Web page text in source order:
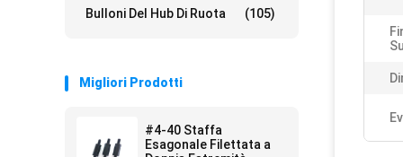
Bulloni Del Hub Di Ruota (105)
Migliori Prodotti
#4-40 Staffa
Esagonale Filettata a